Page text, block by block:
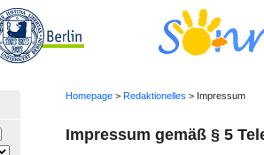
Homepage > Redaktionelles > Impressum
Impressum gemäß § 5
einschränken